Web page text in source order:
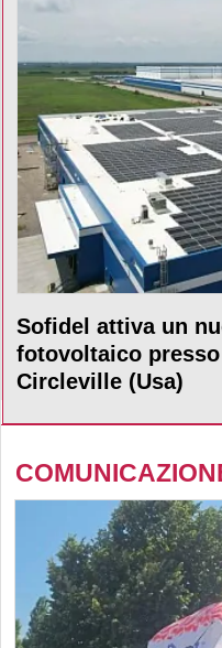
Sofidel attiva un
fotovoltaico
Circleville (Usa)